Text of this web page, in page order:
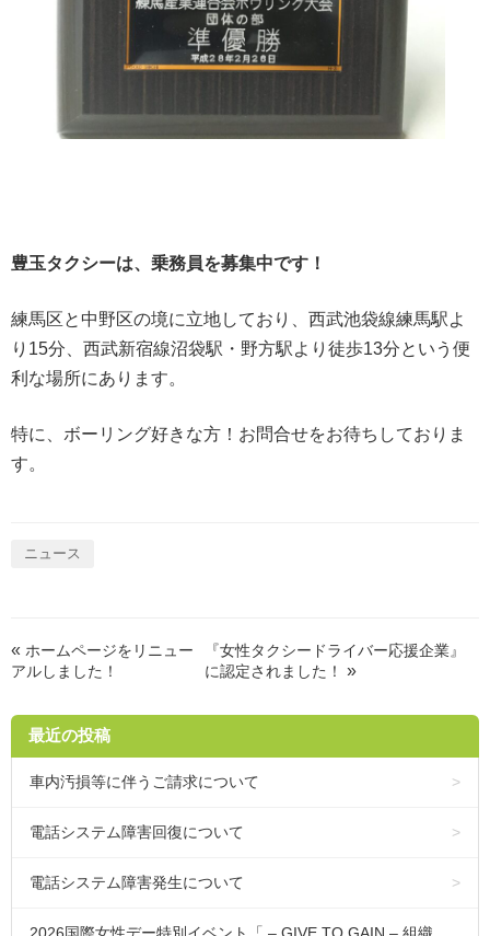
豊玉タクシーは、乗務員を募集中です！
練馬区と中野区の境に立地しており、西武池袋線練馬駅よ
り15分、西武新宿線沼袋駅・野方駅より徒歩13分という便
利な場所にあります。
特に、ボーリング好きな方！お問合せをお待ちしておりま
す。
ニュース
« ホームページをリニュー
アルしました！
『女性タクシードライバー応援企業』
に認定されました！
»
最近の投稿
車内汚損等に伴うご請求について
電話システム障害回復について
電話システム障害発生について